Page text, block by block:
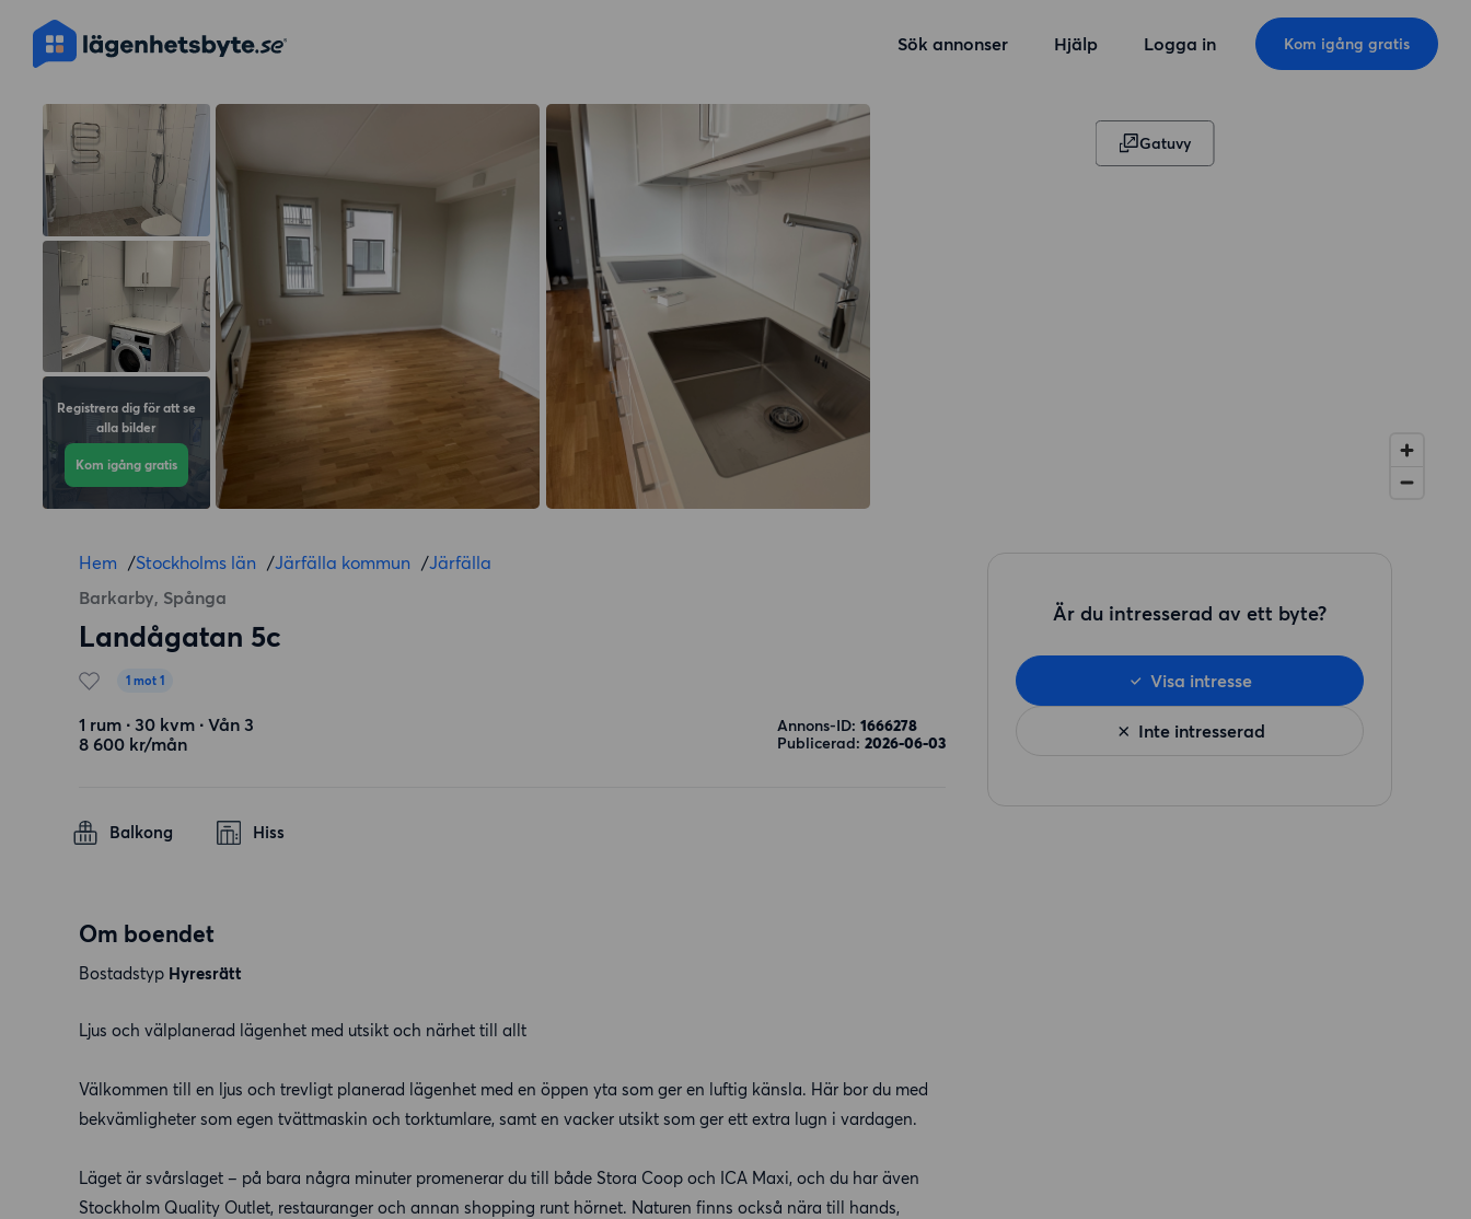
Sök annonser Hjälp Logga in Kom igång gratis
Registrera dig för att se
alla bilder
Kom igång gratis
Gatuvy
Hem /Stockholms län /Järfälla kommun /Järfälla
Barkarby, Spånga
Landågatan 5c
1 mot 1
1 rum ∙ 30 kvm ∙ Vån 3
8 600 kr/mån
Annons-ID: 1666278
Publicerad: 2026-06-03
Balkong Hiss
Om boendet
Bostadstyp Hyresrätt
Ljus och välplanerad lägenhet med utsikt och närhet till allt
Välkommen till en ljus och trevligt planerad lägenhet med en öppen yta som ger en luftig känsla. Här bor du med
bekvämligheter som egen tvättmaskin och torktumlare, samt en vacker utsikt som ger ett extra lugn i vardagen.
Läget är svårslaget – på bara några minuter promenerar du till både Stora Coop och ICA Maxi, och du har även
Stockholm Quality Outlet, restauranger och annan shopping runt hörnet. Naturen finns också nära till hands,
Är du intresserad av ett byte?
Inte intresserad
Visa intresse